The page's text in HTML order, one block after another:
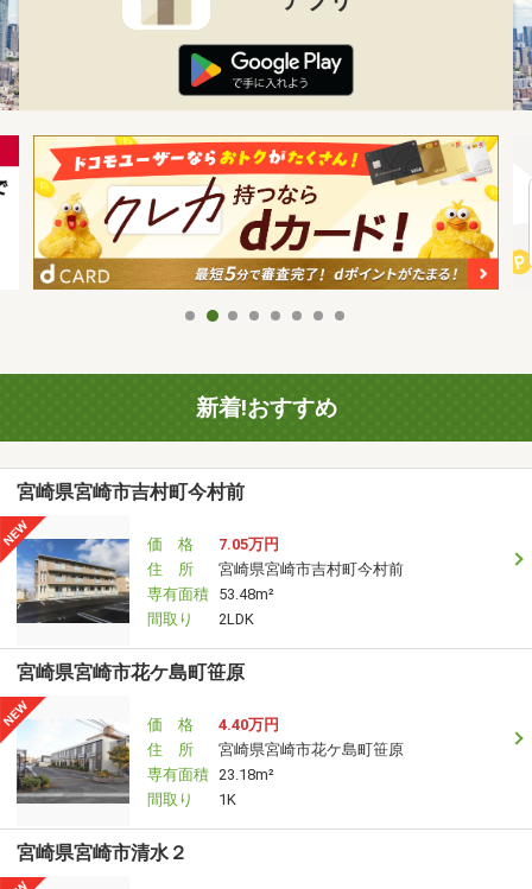
新着!おすすめ
宮崎県宮崎市吉村町今村前
価 格
7.05万円
住 所
宮崎県宮崎市吉村町今村前
専有面積 53.48m²
間取り
2LDK
宮崎県宮崎市花ケ島町笹原
価 格
4.40万円
住 所
宮崎県宮崎市花ケ島町笹原
専有面積 23.18m²
間取り
1K
宮崎県宮崎市清水２